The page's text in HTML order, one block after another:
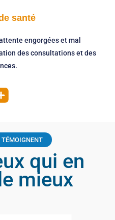
santé
engorgées et mal
des consultations et des
TÉMOIGNENT
qui en
mieux